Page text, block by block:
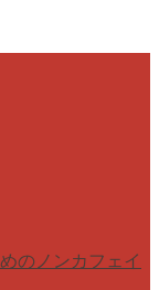
のノンカフェイ